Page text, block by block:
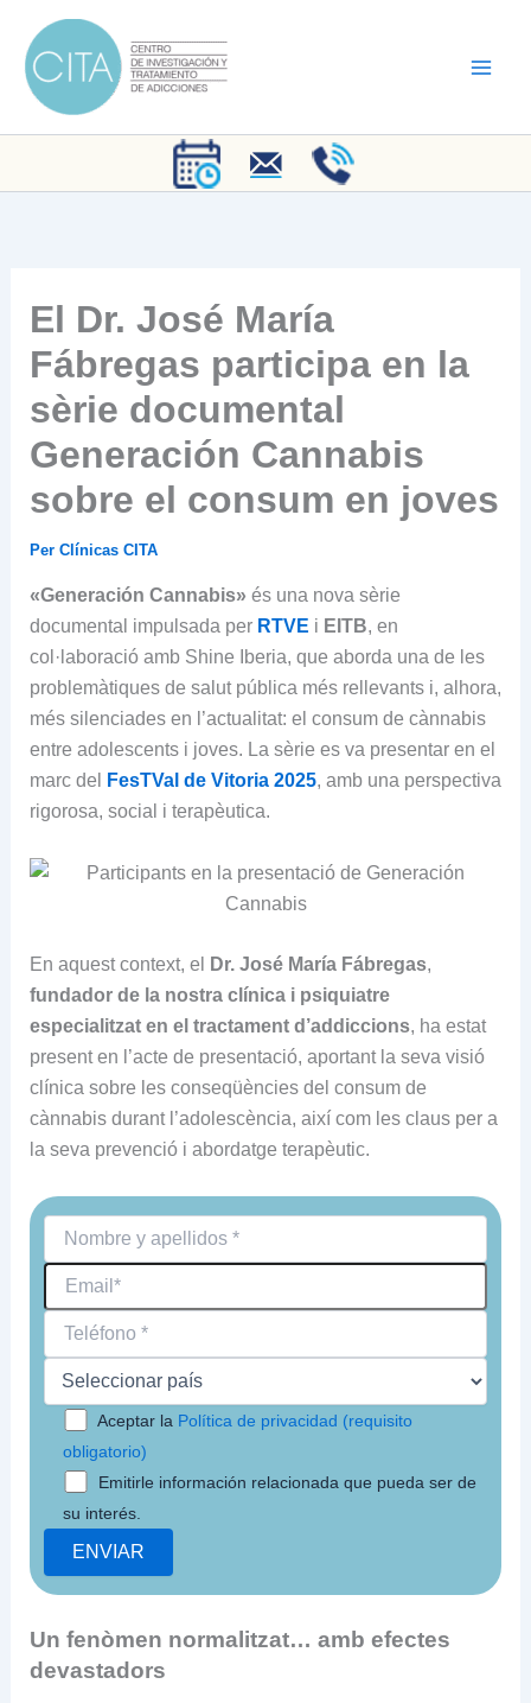
contingut
El Dr. José María
Fábregas participa en la
sèrie documental
Generación Cannabis
sobre el consum en joves
Per Clínicas CITA
«Generación Cannabis» és una nova sèrie
documental impulsada per RTVE i EITB, en
col·laboració amb Shine Iberia, que aborda una de les
problemàtiques de salut pública més rellevants i, alhora,
més silenciades en l’actualitat: el consum de cànnabis
entre adolescents i joves. La sèrie es va presentar en el
marc del
FesTVal de Vitoria 2025, amb una perspectiva
rigorosa, social i terapèutica.
En aquest context, el Dr. José María Fábregas,
fundador de la nostra clínica i psiquiatre
especialitzat en el tractament d’addiccions, ha estat
present en l’acte de presentació, aportant la seva visió
clínica sobre les conseqüències del consum de
cànnabis durant l’adolescència, així com les claus per a
la seva prevenció i abordatge terapèutic.
Aceptar la Política de privacidad (requisito
obligatorio)
Emitirle información relacionada que pueda ser de
su interés.
Un fenòmen normalitzat… amb efectes
devastadors